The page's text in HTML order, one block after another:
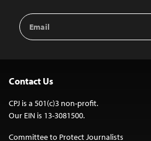
Email
Address
Contact Us
CPJ is a 501(c)3 non-profit.
Our EIN is 13-3081500.
Committee to Protect Journalists